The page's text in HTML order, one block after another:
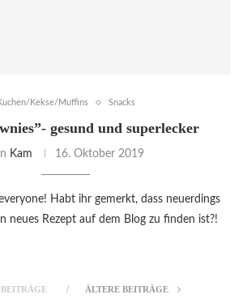
Kekse/Muffins Snacks
gesund und superlecker
Kam 16. Oktober 2019
Habt ihr gemerkt, dass neuerdings
neues Rezept auf dem Blog zu finden ist?!
BEITRÄGE ÄLTERE BEITRÄGE